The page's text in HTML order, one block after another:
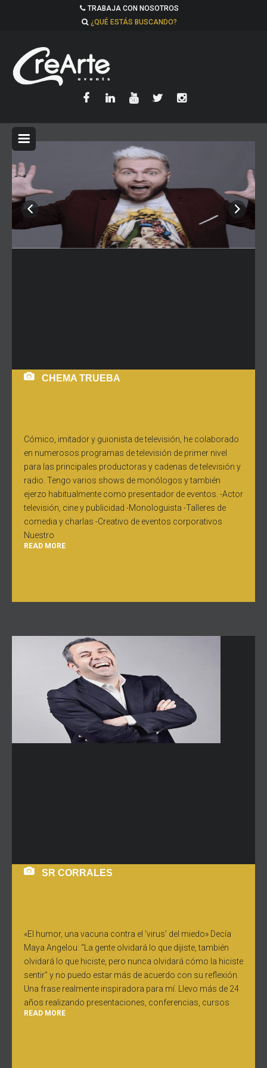
TRABAJA CON NOSOTROS
¿QUÉ ESTÁS BUSCANDO?
CHEMA TRUEBA
Cómico, imitador y guionista de televisión, he colaborado
en numerosos programas de televisión de primer nivel
para las principales productoras y cadenas de televisión y
radio. Tengo varios shows de monólogos y también
ejerzo habitualmente como presentador de eventos. -Actor
televisión, cine y publicidad -Monologuista -Talleres de
comedia y charlas -Creativo de eventos corporativos
Nuestro
READ MORE
SR CORRALES
«El humor, una vacuna contra el ‘virus’ del miedo» Decía
Maya Angelou: “La gente olvidará lo que dijiste, también
olvidará lo que hiciste, pero nunca olvidará cómo la hiciste
sentir” y no puedo estar más de acuerdo con su reflexión.
Una frase realmente inspiradora para mí. Llevo más de 24
años realizando presentaciones, conferencias, cursos
READ MORE